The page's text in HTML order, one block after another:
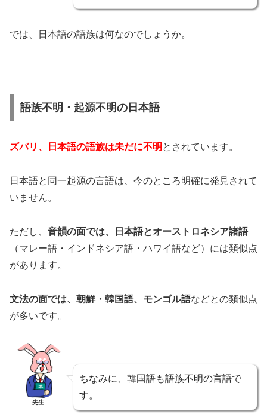
では、日本語の語族は何なのでしょうか。
語族不明・起源不明の日本語
ズバリ、日本語の語族は未だに不明 とされています。
日本語と同一起源の言語は、今のところ明確に発見されて
いません。
ただし、 音韻の面では、日本語とオーストロネシア諸語
（マレー語・インドネシア語・ハワイ語など）には類似点
があります。
文法の面では、朝鮮・韓国語、モンゴル語などとの類似点
が多いです。
先生
ちなみに、韓国語も語族不明の言語で
す。